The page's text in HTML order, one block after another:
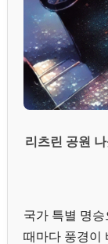
리츠린 공원
국가 특별 명승
때마다 풍경이